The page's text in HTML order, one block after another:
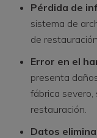
Pérdida de
sistema de
de
Error en el
presenta
fábrica severo,
restauración.
Datos